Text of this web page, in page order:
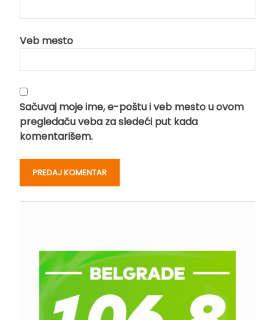
Veb mesto
Sačuvaj moje ime, e-poštu i veb mesto u ovom
pregledaču veba za sledeći put kada
komentarišem.